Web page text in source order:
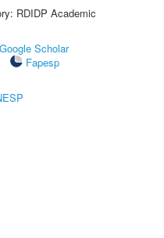
RDIDP Academic
Google Scholar
Fapesp